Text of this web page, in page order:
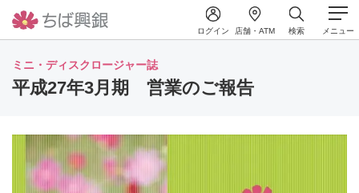
ログイン 店舗・ATM 検索 メニュー
ミニ・ディスクロージャー誌
平成27年3月期 営業のご報告